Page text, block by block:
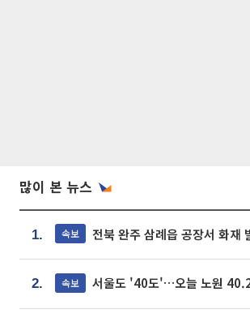
많이 본 뉴스
1. 속보 전북 완주 삼례읍 공장서 화재
2. 속보 서울도 '40도'…오늘 노원